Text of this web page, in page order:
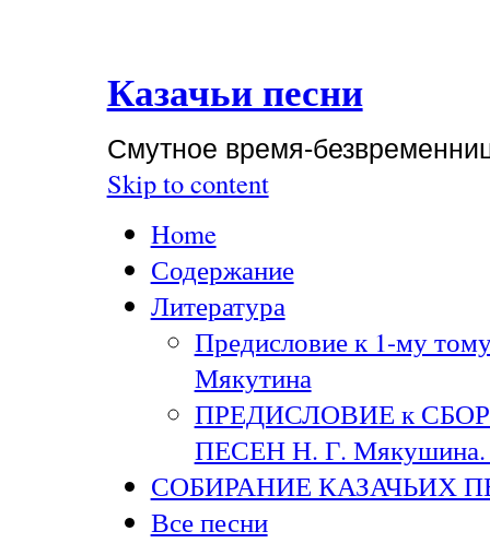
Казачьи песни
Смутное время-
Skip to content
Home
Содержание
Литература
Предисловие к 1-му
Мякутина
ПРЕДИСЛОВИЕ к
ПЕСЕН Н. Г. Мякушина.
СОБИРАНИЕ КАЗАЧЬИХ
Все песни